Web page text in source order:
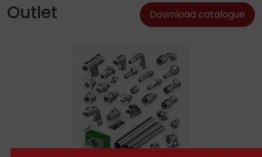
Outlet Download catalogue